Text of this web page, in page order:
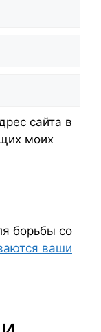
сайта в
моих
борьбы со
ваши